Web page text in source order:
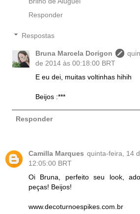
Responder
Respostas
Bruna Marcela Dorigon
de 2014 às 00:18:00 BRT
E eu dei, muitas voltinhas hihih
Beijos :***
Responder
Camilla Marques quinta-feira, 14
12:05:00 BRT
Oi Bruna, perfeito seu look,
peças! Beijos!
www.decoturnoespikes.com.br